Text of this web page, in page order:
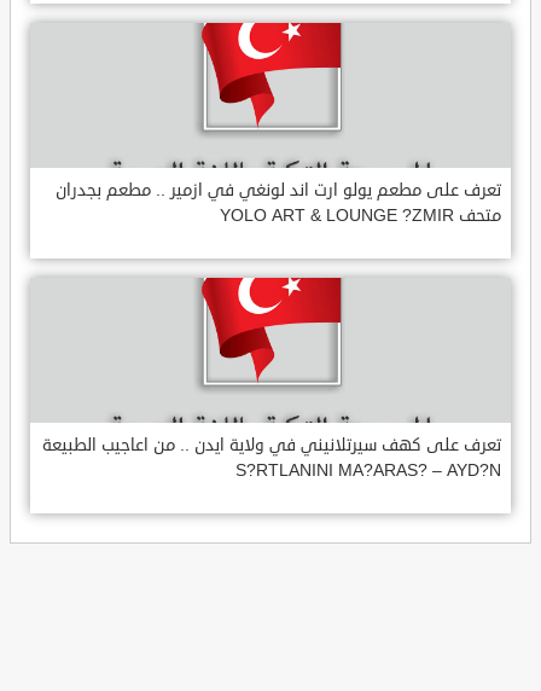
تعرف على مطعم يولو ارت اند لونغي في ازمير .. مطعم بجدران
متحف YOLO ART & LOUNGE ?ZMIR
تعرف على كهف سيرتلانيني في ولاية ايدن .. من اعاجيب الطبيعة
S?RTLANINI MA?ARAS? – AYD?N